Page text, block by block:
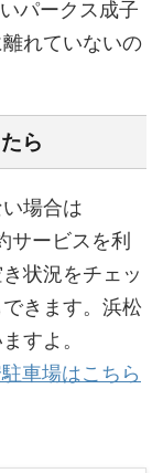
パークス成子
れていないの
ら
場合は
サービスを利
状況をチェッ
きます。浜松
すよ。
車場はこちら